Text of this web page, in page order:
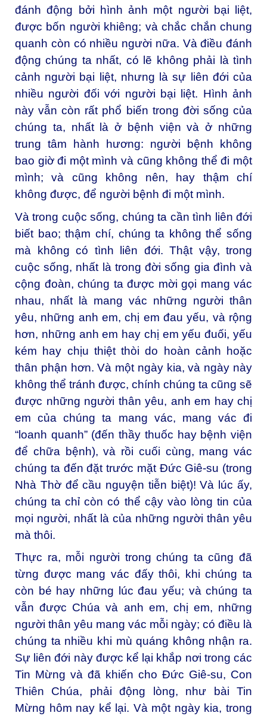
đánh động bởi hình ảnh một người bại liệt,
được bốn người khiêng; và chắc chắn chung
quanh còn có nhiều người nữa. Và điều đánh
động chúng ta nhất, có lẽ không phải là tình
cảnh người bại liệt, nhưng là sự liên đới của
nhiều người đối với người bại liệt. Hình ảnh
này vẫn còn rất phổ biến trong đời sống của
chúng ta, nhất là ở bệnh viện và ở những
trung tâm hành hương: người bệnh không
bao giờ đi một mình và cũng không thể đi một
mình; và cũng không nên, hay thậm chí
không được, để người bệnh đi một mình.
Và trong cuộc sống, chúng ta cần tình liên đới
biết bao; thậm chí, chúng ta không thể sống
mà không có tình liên đới. Thật vậy, trong
cuộc sống, nhất là trong đời sống gia đình và
cộng đoàn, chúng ta được mời gọi mang vác
nhau, nhất là mang vác những người thân
yêu, những anh em, chị em đau yếu, và rộng
hơn, những anh em hay chị em yếu đuối, yếu
kém hay chịu thiệt thòi do hoàn cảnh hoặc
thân phận hơn. Và một ngày kia, và ngày này
không thể tránh được, chính chúng ta cũng sẽ
được những người thân yêu, anh em hay chị
em của chúng ta mang vác, mang vác đi
“loanh quanh” (đến thầy thuốc hay bệnh viện
để chữa bệnh), và rồi cuối cùng, mang vác
chúng ta đến đặt trước mặt Đức Giê-su (trong
Nhà Thờ để cầu nguyện tiễn biệt)! Và lúc ấy,
chúng ta chỉ còn có thể cậy vào lòng tin của
mọi người, nhất là của những người thân yêu
mà thôi.
Thực ra, mỗi người trong chúng ta cũng đã
từng được mang vác đấy thôi, khi chúng ta
còn bé hay những lúc đau yếu; và chúng ta
vẫn được Chúa và anh em, chị em, những
người thân yêu mang vác mỗi ngày; có điều là
chúng ta nhiều khi mù quáng không nhận ra.
Sự liên đới này được kể lại khắp nơi trong các
Tin Mừng và đã khiến cho Đức Giê-su, Con
Thiên Chúa, phải động lòng, như bài Tin
Mừng hôm nay kể lại. Và một ngày kia, trong